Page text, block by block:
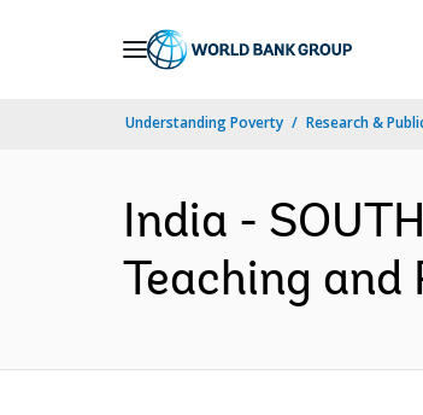
Understanding Poverty Research &
India -
Teaching